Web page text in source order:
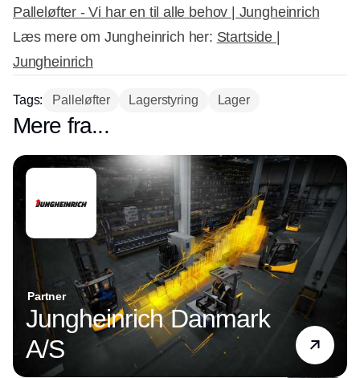
Palleløfter - Vi har en til alle behov | Jungheinrich
Læs mere om Jungheinrich her: Startside |
Jungheinrich
Tags: Palleløfter Lagerstyring Lager
Mere fra...
Partner
Jungheinrich Danmark
A/S